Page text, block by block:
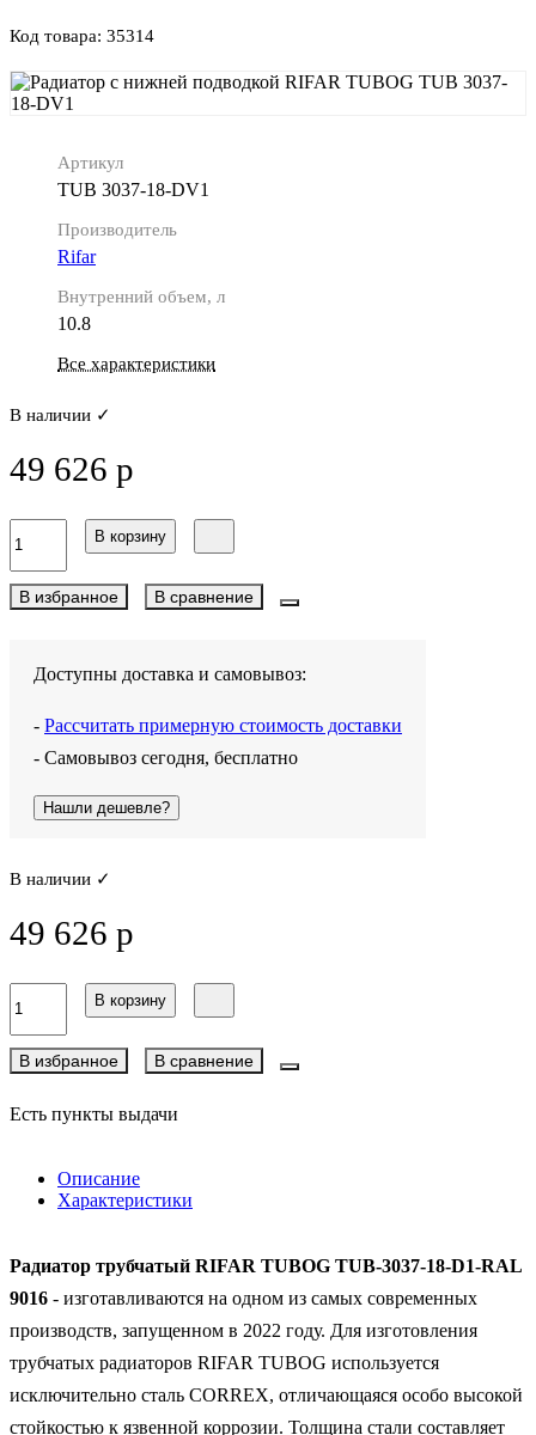
Код товара: 35314
Артикул
TUB 3037-18-DV1
Производитель
Rifar
Внутренний объем, л
10.8
Все характеристики
В наличии ✓
49 626 р
В корзину
В избранное В сравнение
Доступны доставка и самовывоз:
- Рассчитать примерную стоимость доставки
- Самовывоз сегодня, бесплатно
Нашли дешевле?
В наличии ✓
49 626 р
В корзину
В избранное В сравнение
Есть пункты выдачи
Описание
Характеристики
Радиатор трубчатый RIFAR TUBOG TUB-3037-18-D1-RAL
9016 - изготавливаются на одном из самых современных
производств, запущенном в 2022 году. Для изготовления
трубчатых радиаторов RIFAR TUBOG используется
исключительно сталь CORREX, отличающаяся особо высокой
стойкостью к язвенной коррозии. Толщина стали составляет